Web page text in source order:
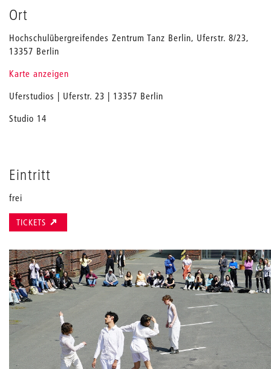
Ort
Hochschulübergreifendes Zentrum Tanz Berlin, Uferstr. 8/23,
13357 Berlin
Karte anzeigen
Uferstudios | Uferstr. 23 | 13357 Berlin
Studio 14
Eintritt
frei
TICKETS